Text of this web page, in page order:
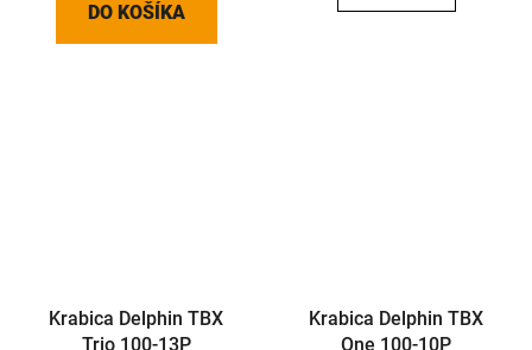
DO KOŠÍKA
Krabica Delphin TBX
Trio 100-13P
Krabica Delphin TBX
One 100-10P